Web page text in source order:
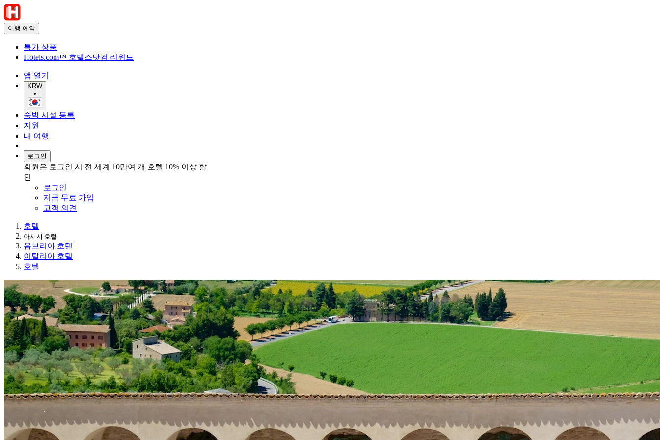
여행 예약
특가 상품
Hotels.com™ 호텔스닷컴 리워드
앱 열기
KRW
•
숙박 시설 등록
지원
내 여행
로그인
회원은 로그인 시 전 세계 10만여 개 호텔 10% 이상 할
인
로그인
지금 무료 가입
고객 의견
호텔
아시시 호텔
움브리아 호텔
이탈리아 호텔
호텔